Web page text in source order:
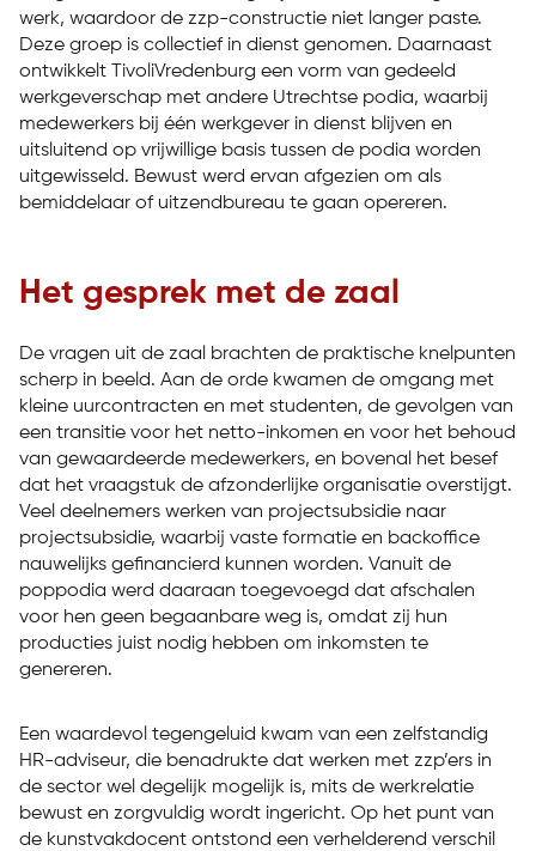
werk, waardoor de zzp-constructie niet langer paste.
Deze groep is collectief in dienst genomen. Daarnaast
ontwikkelt TivoliVredenburg een vorm van gedeeld
werkgeverschap met andere Utrechtse podia, waarbij
medewerkers bij één werkgever in dienst blijven en
uitsluitend op vrijwillige basis tussen de podia worden
uitgewisseld. Bewust werd ervan afgezien om als
bemiddelaar of uitzendbureau te gaan opereren.
Het gesprek met de zaal
De vragen uit de zaal brachten de praktische knelpunten
scherp in beeld. Aan de orde kwamen de omgang met
kleine uurcontracten en met studenten, de gevolgen van
een transitie voor het netto-inkomen en voor het behoud
van gewaardeerde medewerkers, en bovenal het besef
dat het vraagstuk de afzonderlijke organisatie overstijgt.
Veel deelnemers werken van projectsubsidie naar
projectsubsidie, waarbij vaste formatie en backoffice
nauwelijks gefinancierd kunnen worden. Vanuit de
poppodia werd daaraan toegevoegd dat afschalen
voor hen geen begaanbare weg is, omdat zij hun
producties juist nodig hebben om inkomsten te
genereren.
Een waardevol tegengeluid kwam van een zelfstandig
HR-adviseur, die benadrukte dat werken met zzp’ers in
de sector wel degelijk mogelijk is, mits de werkrelatie
bewust en zorgvuldig wordt ingericht. Op het punt van
de kunstvakdocent ontstond een verhelderend verschil